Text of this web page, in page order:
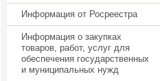
Информация от Росреестра
Информация о закупках
товаров, работ, услуг для
обеспечения государственных
и муниципальных нужд